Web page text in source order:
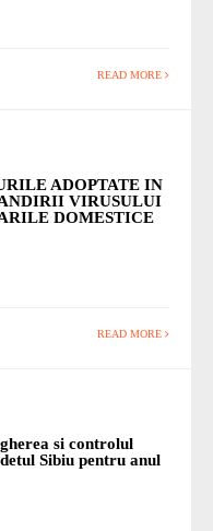
READ MORE
ADOPTATE IN
VIRUSULUI
DOMESTICE
READ MORE
si controlul
Sibiu pentru anul